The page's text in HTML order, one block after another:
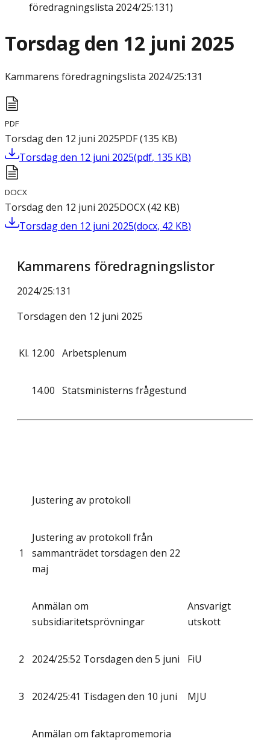
föredragningslista 2024/25:131)
Torsdag den 12 juni 2025
Kammarens föredragningslista 2024/25:131
PDF
Torsdag den 12 juni 2025PDF(135 KB)
Torsdag den 12 juni 2025(pdf, 135 KB)
DOCX
Torsdag den 12 juni 2025DOCX(42 KB)
Torsdag den 12 juni 2025(docx, 42 KB)
Kammarens föredragningslistor
2024/25:131
Torsdagen den 12 juni 2025
Kl. 12.00 Arbetsplenum
14.00 Statsministerns frågestund
Justering av protokoll
1
Justering av protokoll från
sammanträdet torsdagen den 22
maj
Anmälan om
subsidiaritetsprövningar
Ansvarigt
utskott
2 2024/25:52 Torsdagen den 5 juni FiU
3 2024/25:41 Tisdagen den 10 juni MJU
Anmälan om faktapromemoria